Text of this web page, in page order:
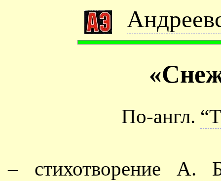
По-англ.
– стихотворение
А.